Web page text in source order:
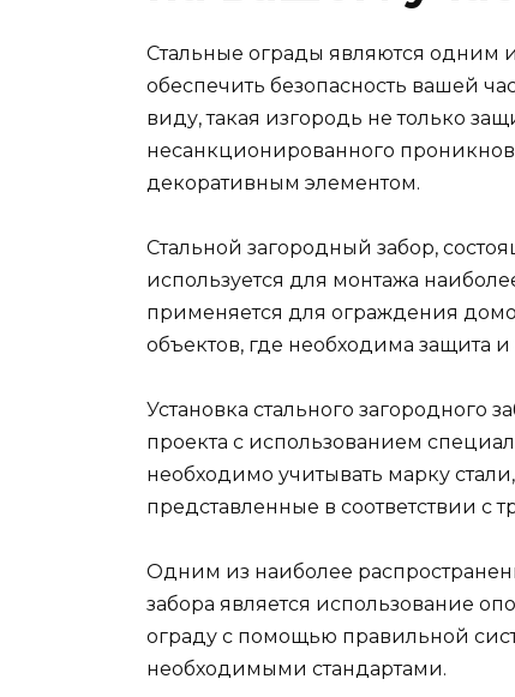
Стальные ограды являются одним
обеспечить безопасность вашей
виду, такая изгородь не только
несанкционированного
декоративным элементом.
Стальной загородный забор,
используется для монтажа
применяется для ограждения
объектов, где необходима защита и
Установка стального загородного
проекта с использованием
необходимо учитывать марку
представленные в соответствии с
Одним из наиболее
забора является использование
ограду с помощью правильной
необходимыми стандартами.